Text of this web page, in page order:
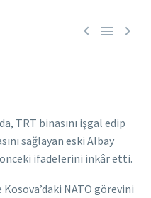
  
TRT binasını işgal edip
sağlayan eski Albay
ifadelerini inkâr etti.
NATO görevini